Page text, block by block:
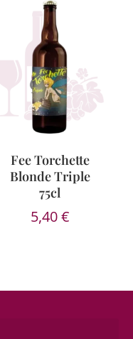
Fee Torchette
Blonde Triple
75cl
5,40€